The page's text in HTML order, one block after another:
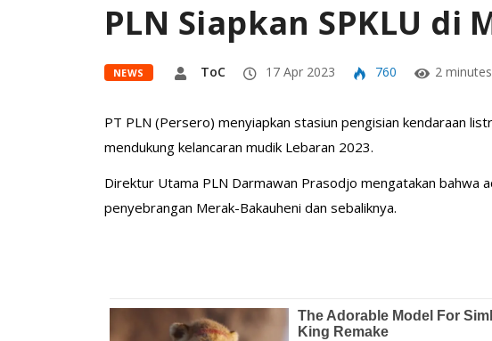
PLN Siapkan SPKLU
NEWS ToC 17 Apr 2023 760 2
PT PLN (Persero) menyiapkan stasiun pengisian kendaraan
mendukung kelancaran mudik Lebaran 2023.
Direktur Utama PLN Darmawan Prasodjo mengatakan bahwa
penyebrangan Merak-Bakauheni dan sebaliknya.